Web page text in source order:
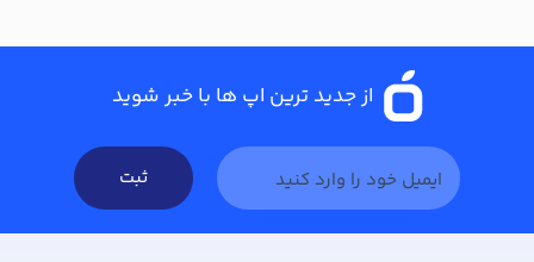
از جدید ترین اپ ها با خبر شوید
ثبت